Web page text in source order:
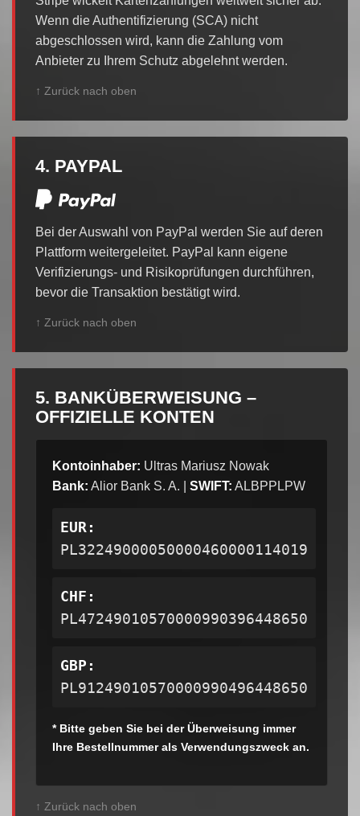
Wenn die Authentifizierung (SCA) nicht
abgeschlossen wird, kann die Zahlung vom
Anbieter zu Ihrem Schutz abgelehnt werden.
↑ Zurück nach oben
4. PAYPAL
Bei der Auswahl von PayPal werden Sie auf deren
Plattform weitergeleitet. PayPal kann eigene
Verifizierungs- und Risikoprüfungen durchführen,
bevor die Transaktion bestätigt wird.
↑ Zurück nach oben
5. BANKÜBERWEISUNG –
OFFIZIELLE KONTEN
Kontoinhaber: Ultras Mariusz Nowak
Bank: Alior Bank S. A. | SWIFT: ALBPPLPW
EUR:
PL32249000050000460000114019
CHF:
PL47249010570000990396448650
GBP:
PL91249010570000990496448650
* Bitte geben Sie bei der Überweisung immer
Ihre Bestellnummer als Verwendungszweck an.
↑ Zurück nach oben